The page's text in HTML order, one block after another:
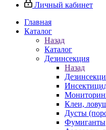
Личный кабинет
Главная
Каталог
Назад
Каталог
Дезинсекция
Назад
Клеи,
Дусты
Фумиганты